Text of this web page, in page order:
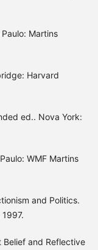
Martins
Harvard
ed.. Nova York:
WMF Martins
and Politics.
Belief and Reflective